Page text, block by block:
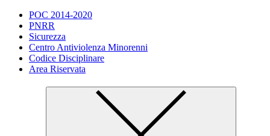
POC 2014-2020
PNRR
Sicurezza
Centro Antiviolenza Minorenni
Codice Disciplinare
Area Riservata